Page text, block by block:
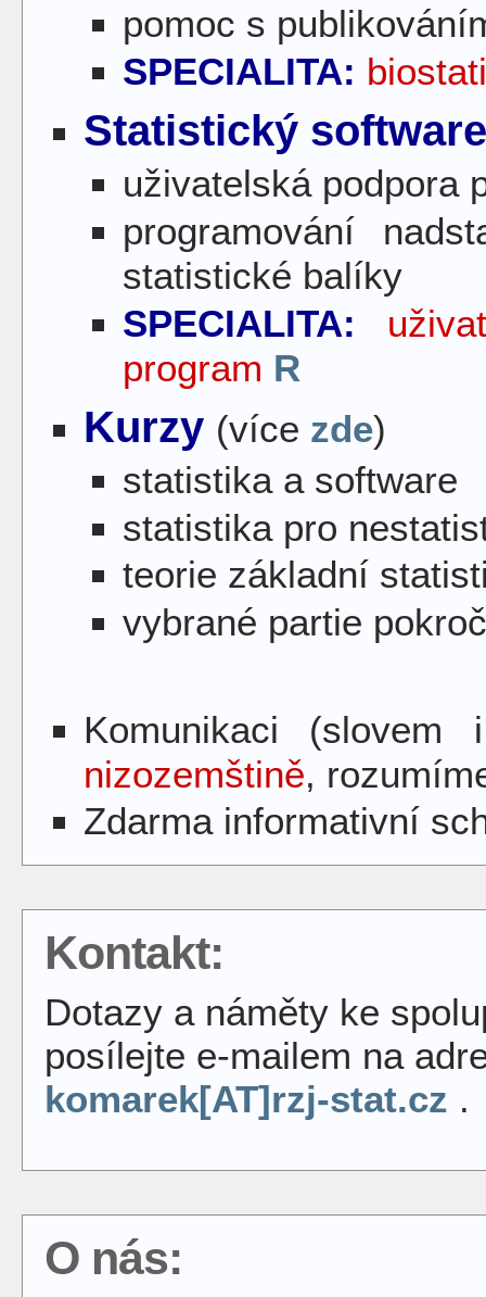
pomoc s
SPECIALITA:
Statistický
uživatelská podpora
programování
statistické balíky
SPECIALITA:
program R
Kurzy (více zde)
statistika a software
statistika pro
teorie základní
vybrané partie
Komunikaci
nizozemštině,
Zdarma informativní
Kontakt:
Dotazy a náměty ke
posílejte e-mailem na
komarek[AT]rzj-stat.cz .
O nás: